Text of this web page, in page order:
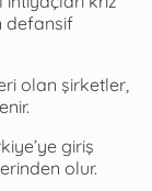
defansif
olan şirketler,
giriş
olur.